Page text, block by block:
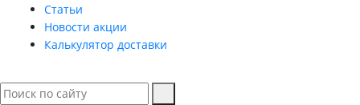
Статьи
Новости акции
Калькулятор доставки